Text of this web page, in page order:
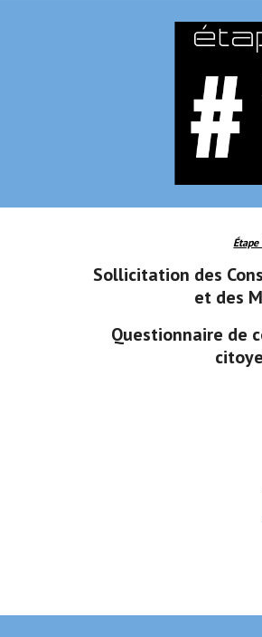
Étape
Sollicitation des
et des
Questionnaire de